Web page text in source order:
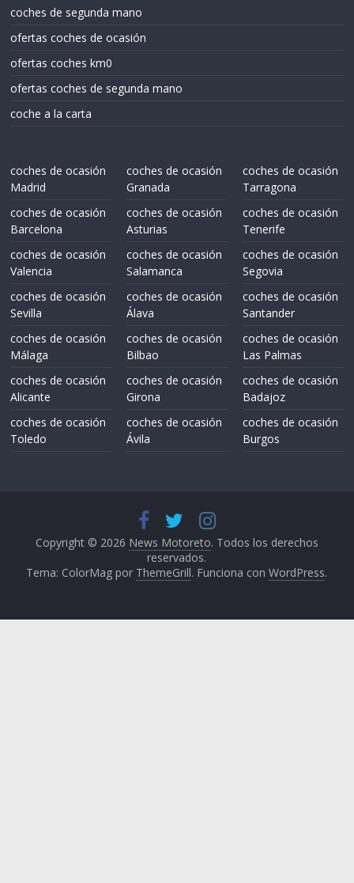
coches de segunda mano
ofertas coches de ocasión
ofertas coches km0
ofertas coches de segunda mano
coche a la carta
coches de ocasión
Madrid
coches de ocasión
Barcelona
coches de ocasión
Valencia
coches de ocasión
Sevilla
coches de ocasión
Málaga
coches de ocasión
Alicante
coches de ocasión
Toledo
coches de ocasión
Granada
coches de ocasión
Asturias
coches de ocasión
Salamanca
coches de ocasión
Álava
coches de ocasión
Bilbao
coches de ocasión
Girona
coches de ocasión
Ávila
coches de ocasión
Tarragona
coches de ocasión
Tenerife
coches de ocasión
Segovia
coches de ocasión
Santander
coches de ocasión
Las Palmas
coches de ocasión
Badajoz
coches de ocasión
Burgos
Copyright © 2026 News Motoreto. Todos los derechos
reservados.
Tema: ColorMag por ThemeGrill. Funciona conWordPress.